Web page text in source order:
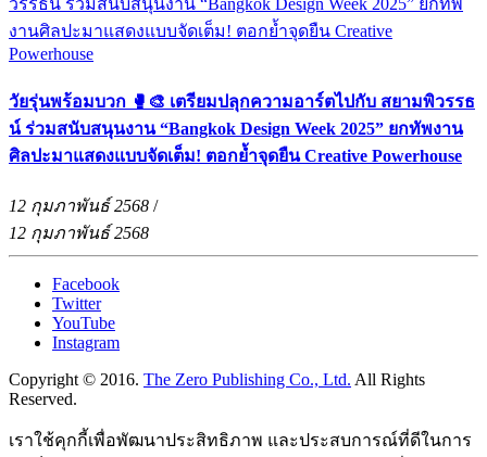
วัยรุ่นพร้อมบวก 🥊🎨 เตรียมปลุกความอาร์ตไปกับ สยามพิวรรธ
น์ ร่วมสนับสนุนงาน “Bangkok Design Week 2025” ยกทัพงาน
ศิลปะมาแสดงแบบจัดเต็ม! ตอกย้ำจุดยืน Creative Powerhouse
12 กุมภาพันธ์ 2568 /
12 กุมภาพันธ์ 2568
Facebook
Twitter
YouTube
Instagram
Copyright © 2016. The Zero Publishing Co., Ltd. All Rights
Reserved.
เราใช้คุกกี้เพื่อพัฒนาประสิทธิภาพ และประสบการณ์ที่ดีในการ